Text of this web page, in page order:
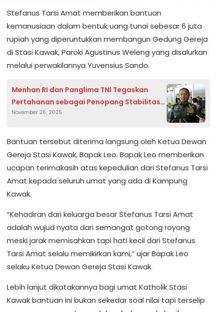
Stefanus Tarsi Amat memberikan bantuan
kemanusiaan dalam bentuk uang tunai sebesar 6 juta
rupiah yang diperuntukkan membangun Gedung Gereja
di Stasi Kawak, Paroki Agustinus Weleng yang disalurkan
melalui perwakilannya Yuvensius Sando.
Menhan RI dan Panglima TNI Tegaskan
Pertahanan sebagai Penopang Stabilitas
Nasional
November 25, 2025
Bantuan tersebut diterima langsung oleh Ketua Dewan
Gereja Stasi Kawak, Bapak Leo. Bapak Leo memberikan
ucapan terimakasih atas kepedulian dari Stefanus Tarsi
Amat kepada seluruh umat yang ada di Kampung
Kawak.
“Kehadiran dari keluarga besar Stefanus Tarsi Amat
adalah wujud nyata dari semangat gotong royong
meski jarak memisahkan tapi hati kecil dari Stefanus
Tarsi Amat selalu memikirkan kami,” ujar Bapak Leo
selaku Ketua Dewan Gereja Stasi Kawak.
Lebih lanjut dikatakannya bagi umat Katholik Stasi
Kawak bantuan ini bukan sekedar soal nilai tapi terselip